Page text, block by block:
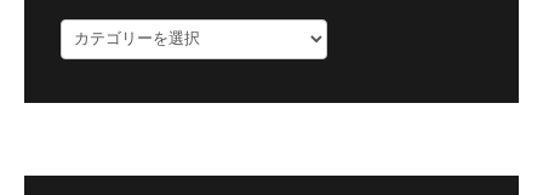
ロ